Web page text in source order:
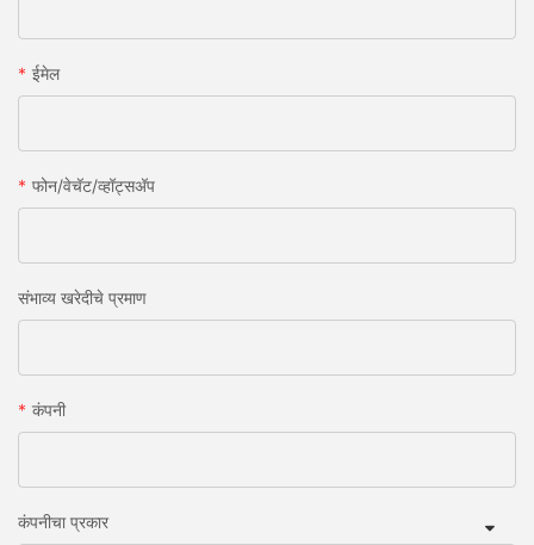
ईमेल
फोन/वेचॅट/व्हॉट्सअ‍ॅप
संभाव्य खरेदीचे प्रमाण
कंपनी
कंपनीचा प्रकार